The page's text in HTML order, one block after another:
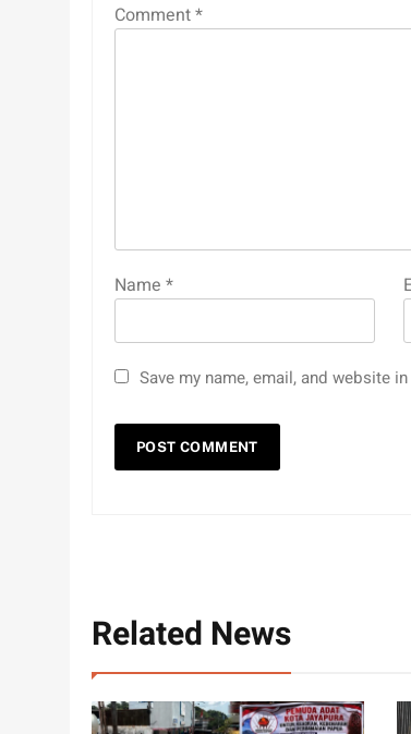
Comment*
Name *
Save my name, email, and website
Related News